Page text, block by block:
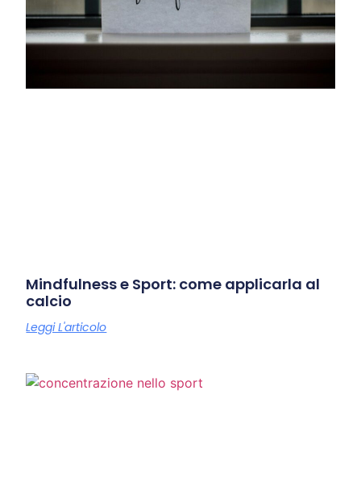
Mindfulness e Sport: come applicarla al
calcio
Leggi L'articolo